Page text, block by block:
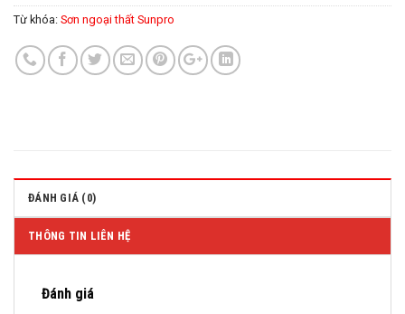
Từ khóa: Sơn ngoại thất Sunpro
ĐÁNH GIÁ (0)
THÔNG TIN LIÊN HỆ
Đánh giá